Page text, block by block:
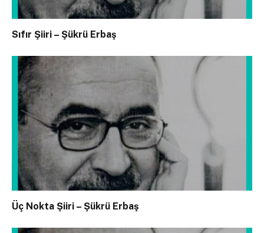
Sıfır Şiiri – Şükrü Erbaş
Üç Nokta Şiiri – Şükrü Erbaş